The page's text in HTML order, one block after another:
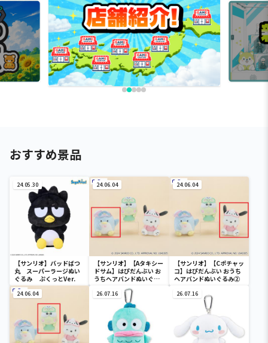
おすすめ景品
24.05.30
【サンリオ】バッドばつ
丸 スーパーラージぬい
ぐるみ ぷくっとVer.
24.06.04
【サンリオ】【Aタキシー
ドサム】はぴだんぶい お
うちヘアバンドぬいぐる
24.06.04
【サンリオ】【Cポチャッ
コ】はぴだんぶい おうち
ヘアバンドぬいぐるみ②
24.06.04 26.07.16 26.07.16